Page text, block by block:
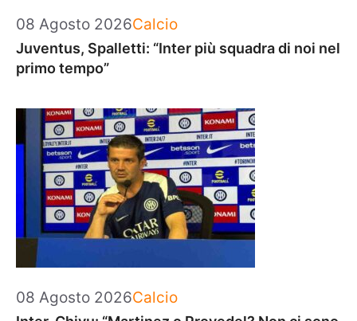
08 Agosto 2026Categorie
Calcio
Juventus, Spalletti: “Inter più squadra di noi nel
primo tempo”
08 Agosto 2026Categorie
Calcio